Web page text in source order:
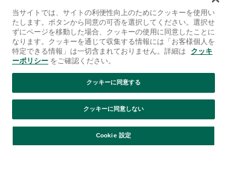
絞り込み 並び替え
Afternoon Tea(アフタヌーンティー)公式オンラインストアで
は、
キッチン・ダイニングなどの生活雑貨、紅茶・焼き菓子など、
毎日新商品をご用意しています。
当サイトでは、サイトの利便性向上のためにクッキーを使用い
たします。ボタンから同意の可否を選択してください。選択せ
ずにページを移動した場合、クッキーの使用に同意したことに
なります。クッキーを通じて収集する情報には「お客様個人を
特定できる情報」は一切含まれておりません。詳細は
クッキ
ーポリシー をご確認ください。
Cookie 設定
クッキーに同意しない
クッキーに同意する